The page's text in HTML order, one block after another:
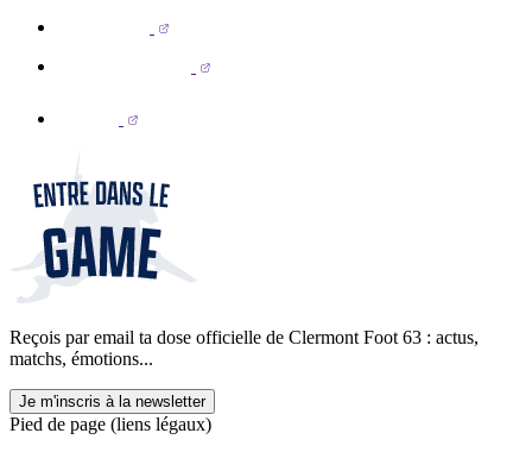
Reçois par email ta dose officielle de Clermont Foot 63 : actus,
matchs, émotions...
Je m'inscris à la newsletter
Pied de page (liens légaux)